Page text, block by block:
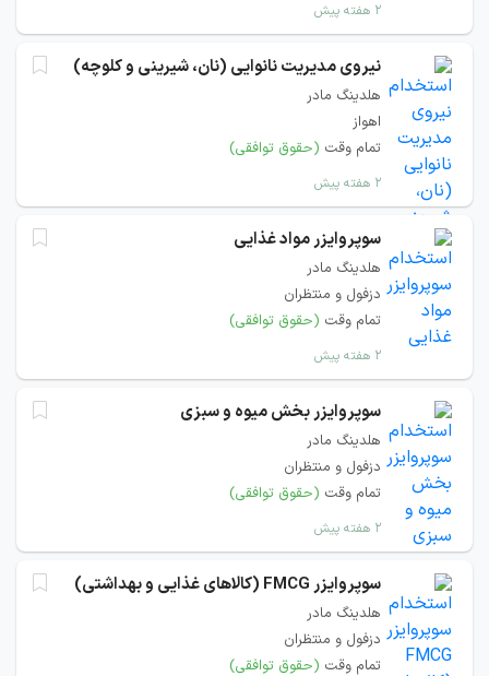
۲ هفته پیش
نیروی مدیریت نانوایی (نان، شیرینی و کلوچه)
هلدینگ مادر
اهواز
تمام وقت (حقوق توافقی)
۲ هفته پیش
سوپروایزر مواد غذایی
هلدینگ مادر
دزفول و منتظران
تمام وقت (حقوق توافقی)
۲ هفته پیش
سوپروایزر بخش میوه و سبزی
هلدینگ مادر
دزفول و منتظران
تمام وقت (حقوق توافقی)
۲ هفته پیش
سوپروایزر FMCG (کالاهای غذایی و بهداشتی)
هلدینگ مادر
دزفول و منتظران
تمام وقت (حقوق توافقی)